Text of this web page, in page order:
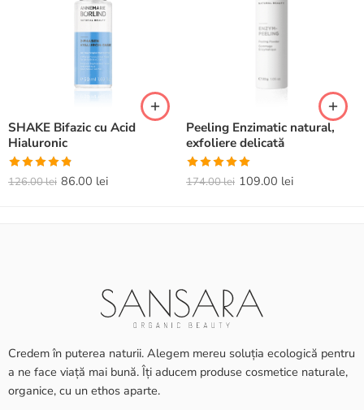
SHAKE Bifazic cu Acid
Hialuronic
Evaluat la
4.82din 5
126.00lei 86.00 lei
Peeling Enzimatic natural,
exfoliere delicată
Evaluat la
5.00din 5
174.00lei 109.00 lei
Credem în puterea naturii. Alegem mereu soluția ecologică pentru
a ne face viață mai bună. Îți aducem produse cosmetice naturale,
organice, cu un ethos aparte.